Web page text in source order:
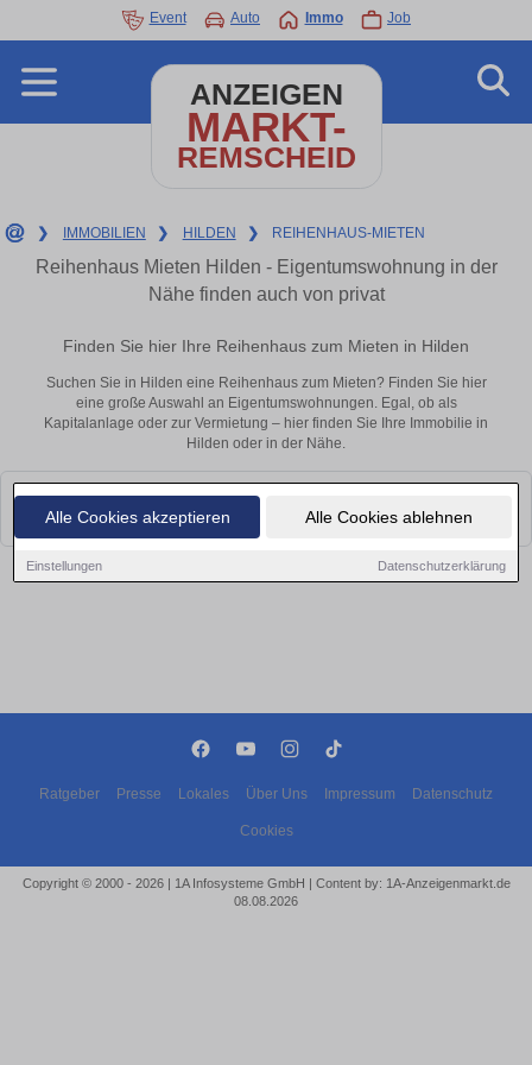
Alle Cookies akzeptieren Alle Cookies ablehnen
Einstellungen Datenschutzerklärung
Event Auto Immo Job
ANZEIGEN
MARKT-
REMSCHEID
❯ IMMOBILIEN ❯ HILDEN ❯ REIHENHAUS-MIETEN
Reihenhaus Mieten Hilden - Eigentumswohnung in der
Nähe finden auch von privat
Finden Sie hier Ihre Reihenhaus zum Mieten in Hilden
Suchen Sie in Hilden eine Reihenhaus zum Mieten? Finden Sie hier
eine große Auswahl an Eigentumswohnungen. Egal, ob als
Kapitalanlage oder zur Vermietung – hier finden Sie Ihre Immobilie in
Hilden oder in der Nähe.
Leider konnten wir derzeit keine passenden Objekte finden. Schauen Sie
bald wieder vorbei!
Ratgeber Presse Lokales Über Uns Impressum Datenschutz
Cookies
Copyright © 2000 - 2026 | 1A Infosysteme GmbH | Content by: 1A-Anzeigenmarkt.de
08.08.2026